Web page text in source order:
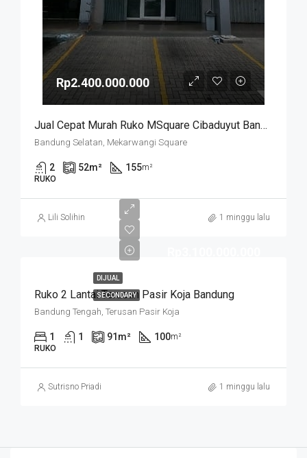
Rp2.400.000.000
Jual Cepat Murah Ruko MSquare Cibaduyut Bandung
Bandung Selatan, Mekarwangi Square
2 52m² 155m²
RUKO
Lili Solihin 1 minggu lalu
DIJUAL
SECONDARY
Ruko 2 Lantai Terusan Pasir Koja Bandung
Bandung Tengah, Terusan Pasir Koja
1 1 91 m² 100m²
RUKO
Sutrisno Priadi 1 minggu lalu